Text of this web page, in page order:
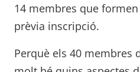
14 membres que
prèvia inscripció.
Perquè els 40 membres